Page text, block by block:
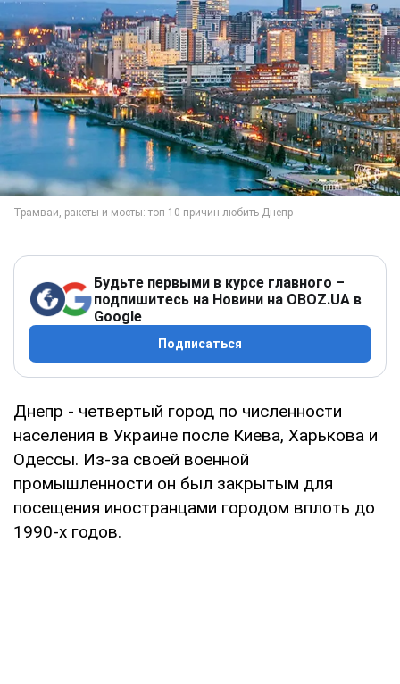
Будьте первыми в курсе главного –
подпишитесь на Новини на OBOZ.UA в
Google
Подписаться
Днепр - четвертый город по численности
населения в Украине после Киева, Харькова и
Одессы. Из-за своей военной
промышленности он был закрытым для
посещения иностранцами городом вплоть до
1990-х годов.